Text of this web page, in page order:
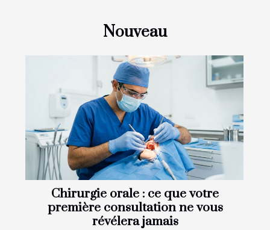
Nouveau
Chirurgie orale : ce que votre
première consultation ne vous
révélera jamais